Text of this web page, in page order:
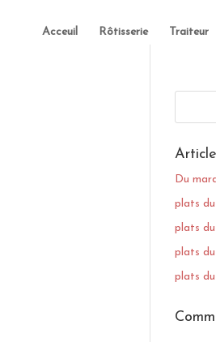
Acceuil Rôtisserie Traiteur
Du
plats
plats
plats
plats